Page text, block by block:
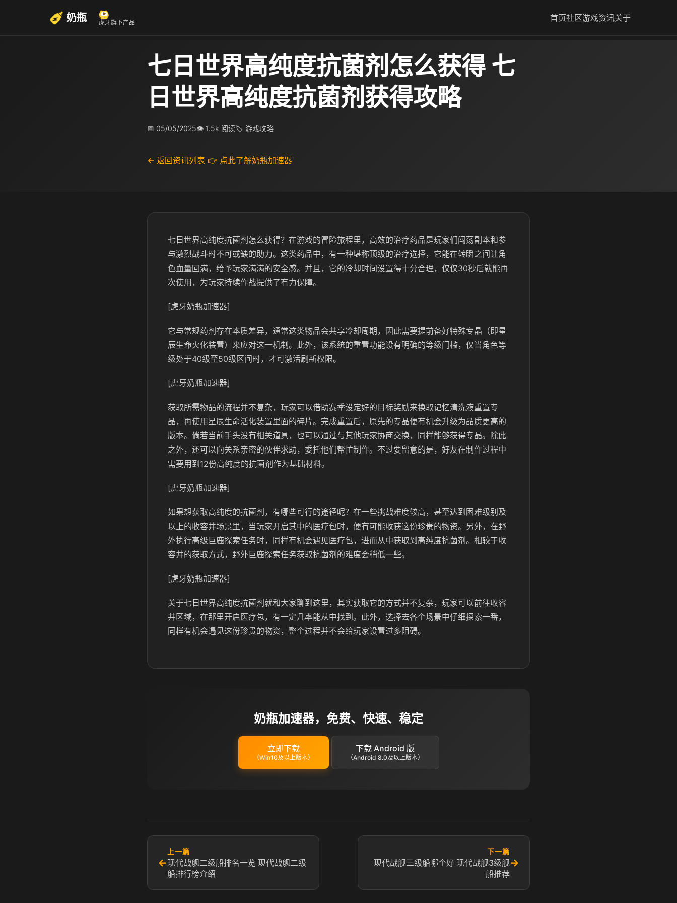
奶瓶 虎牙旗下产品 首页社区游戏资讯关于
七日世界高纯度抗菌剂怎么获得 七
日世界高纯度抗菌剂获得攻略
📅 05/05/2025👁 1.5k 阅读🏷 游戏攻略
← 返回资讯列表 👉 点此了解奶瓶加速器
七日世界高纯度抗菌剂怎么获得？在游戏的冒险旅程里，高效的治疗药品是玩家们闯荡副本和参
与激烈战斗时不可或缺的助力。这类药品中，有一种堪称顶级的治疗选择，它能在转瞬之间让角
色血量回满，给予玩家满满的安全感。并且，它的冷却时间设置得十分合理，仅仅30秒后就能再
次使用，为玩家持续作战提供了有力保障。
[虎牙奶瓶加速器]
它与常规药剂存在本质差异，通常这类物品会共享冷却周期，因此需要提前备好特殊专晶（即星
辰生命火化装置）来应对这一机制。此外，该系统的重置功能设有明确的等级门槛，仅当角色等
级处于40级至50级区间时，才可激活刷新权限。
[虎牙奶瓶加速器]
获取所需物品的流程并不复杂，玩家可以借助赛季设定好的目标奖励来换取记忆清洗液重置专
晶，再使用星辰生命活化装置里面的碎片。完成重置后，原先的专晶便有机会升级为品质更高的
版本。倘若当前手头没有相关道具，也可以通过与其他玩家协商交换，同样能够获得专晶。除此
之外，还可以向关系亲密的伙伴求助，委托他们帮忙制作。不过要留意的是，好友在制作过程中
需要用到12份高纯度的抗菌剂作为基础材料。
[虎牙奶瓶加速器]
如果想获取高纯度的抗菌剂，有哪些可行的途径呢？在一些挑战难度较高，甚至达到困难级别及
以上的收容井场景里，当玩家开启其中的医疗包时，便有可能收获这份珍贵的物资。另外，在野
外执行高级巨鹿探索任务时，同样有机会遇见医疗包，进而从中获取到高纯度抗菌剂。相较于收
容井的获取方式，野外巨鹿探索任务获取抗菌剂的难度会稍低一些。
[虎牙奶瓶加速器]
关于七日世界高纯度抗菌剂就和大家聊到这里，其实获取它的方式并不复杂，玩家可以前往收容
井区域，在那里开启医疗包，有一定几率能从中找到。此外，选择去各个场景中仔细探索一番，
同样有机会遇见这份珍贵的物资，整个过程并不会给玩家设置过多阻碍。
奶瓶加速器，免费、快速、稳定
立即下载
（Win10及以上版本）
下载 Android 版
（Android 8.0及以上版本）
←
上一篇
现代战舰二级船排名一览 现代战舰二级
船排行榜介绍
下一篇
现代战舰三级船哪个好 现代战舰3级舰
船推荐
→